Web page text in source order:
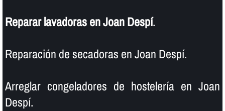
Reparar lavadoras en Joan Despí.
Reparación de secadoras en Joan Despí.
Arreglar congeladores de hostelerí­a en Joan
Despí.